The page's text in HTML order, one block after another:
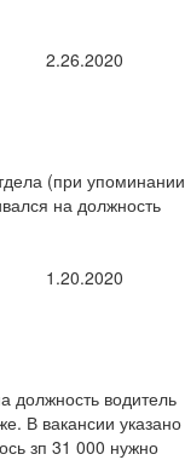
2.26.2020
(при упоминании
на должность
1.20.2020
должность водитель
В вакансии указано
зп 31 000 нужно